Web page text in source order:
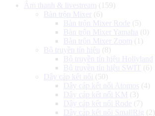
800.000 ₫.là:
600.000 ₫.
Âm thanh & livestream (159)
Bàn trộn Mixer
(6)
Bàn trộn Mixer Rode (5)
Bàn trộn Mixer Yamaha (0)
Bàn trộn Mixer Zoom (1)
Bộ truyền tín hiệu
(8)
Bộ truyền tín hiệu Hollyland
Bộ truyền tín hiệu SWIT (6)
Dây cáp kết nối (50)
Dây cáp kết nối Atomos (4)
Dây cáp kết nối KM (3)
Dây cáp kết nối Rode (7)
Dây cáp kết nối SmallRig (2)